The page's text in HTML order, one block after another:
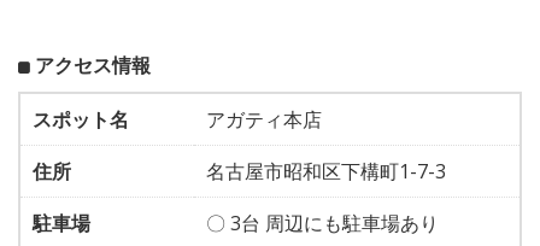
アクセス情報
スポット名
アガティ本店
住所
名古屋市昭和区下構町1-7-3
駐車場
〇 3台 周辺にも駐車場あり